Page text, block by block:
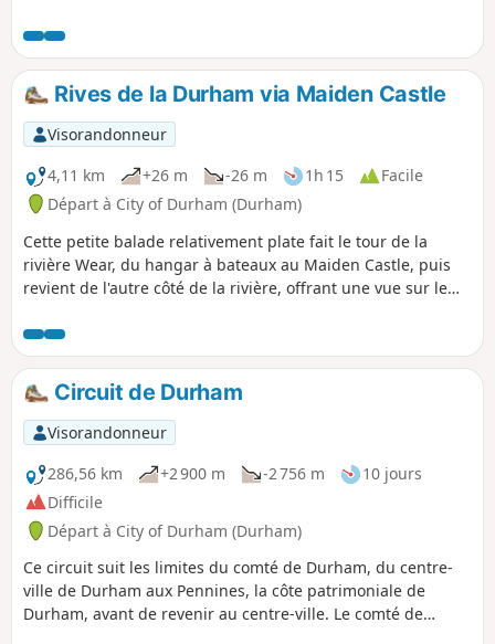
Rives de la Durham via Maiden Castle
Visorandonneur
4,11 km
+26 m -26 m 1h 15
Facile
Départ à City of Durham (Durham)
Cette petite balade relativement plate fait le tour de la
rivière Wear, du hangar à bateaux au Maiden Castle, puis
revient de l'autre côté de la rivière, offrant une vue sur le
pique-niquer. Cette balade est accessible aux fauteuils
roulants et aux poussettes.
Circuit de Durham
Visorandonneur
286,56 km
+2 900 m -2 756 m
10 jours
Difficile
Départ à City of Durham (Durham)
Ce circuit suit les limites du comté de Durham, du centre-
ville de Durham aux Pennines, la côte patrimoniale de
Durham, avant de revenir au centre-ville. Le comté de